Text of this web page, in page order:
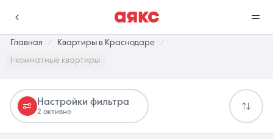
Избранное
0 объявлений 0 объявлений
Главная Квартиры в Краснодаре
1-комнатные квартиры
Настройки фильтра
2 активно